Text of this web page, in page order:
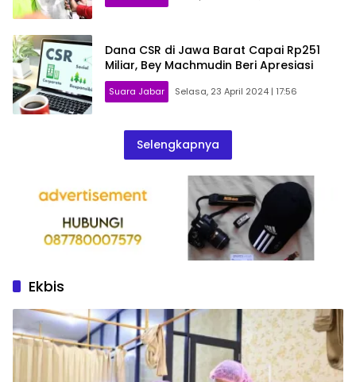
Dana CSR di Jawa Barat Capai Rp251
Miliar, Bey Machmudin Beri Apresiasi
Suara Jabar Selasa, 23 April 2024 | 17:56
Selengkapnya
Ekbis